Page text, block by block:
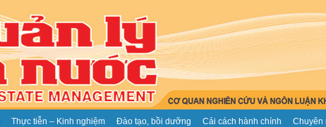
Thực tiễn – Kinh nghiệm Đào tạo, bồi dưỡng Cải cách hành chính Chuyên